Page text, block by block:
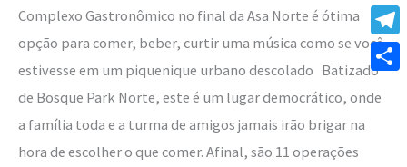
Complexo Gastronômico no final da Asa Norte é ótima
opção para comer, beber, curtir uma música como se você
estivesse em um piquenique urbano descolado Batizado
de Bosque Park Norte, este é um lugar democrático, onde
a família toda e a turma de amigos jamais irão brigar na
hora de escolher o que comer. Afinal, são 11 operações